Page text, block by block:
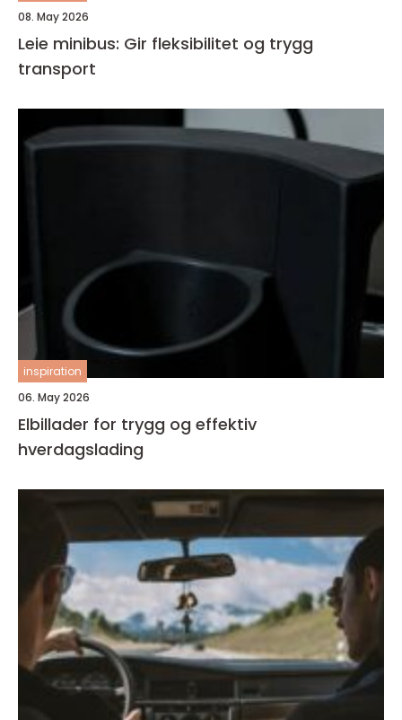
08. May 2026
Leie minibus: Gir fleksibilitet og trygg
transport
inspiration
06. May 2026
Elbillader for trygg og effektiv
hverdagslading